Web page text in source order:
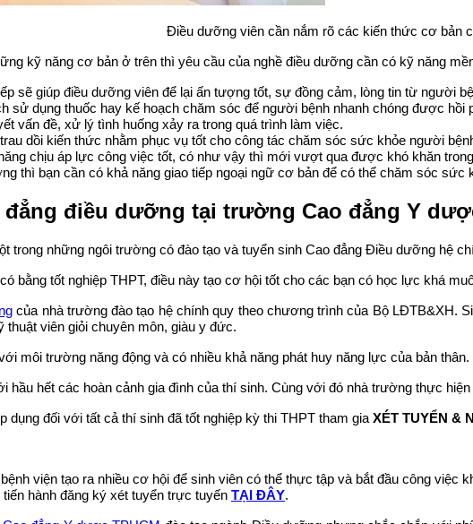
Điều dưỡng viên cần nắm rõ các kiến thức cơ bản
kỹ năng cơ bản ở trên thì yêu cầu của nghề điều dưỡng cần có kỹ năng
sẽ giúp điều dưỡng viên để lại ấn tượng tốt, sự đồng cảm, lòng tin từ người
sử dụng thuốc hay kế hoạch chăm sóc để người bệnh nhanh chóng được hồi
vấn đề, xử lý tình huống xảy ra trong quá trình làm việc.
dồi kiến thức nhằm phục vụ tốt cho công tác chăm sóc sức khỏe người
chịu áp lực công việc tốt, có như vậy thì mới vượt qua được khó khăn
thì bạn cần có khả năng giao tiếp ngoại ngữ cơ bản để có thể chăm sóc
điều dưỡng tại trường Cao đẳng Y
trong những ngôi trường có đào tạo và tuyển sinh Cao đẳng Điều dưỡng hệ
bằng tốt nghiệp THPT, điều này tạo cơ hội tốt cho các bạn có học lực khá
của nhà trường đào tạo hệ chính quy theo chương trình của Bộ LĐTB&XH.
viên giỏi chuyên môn, giàu y đức.
môi trường năng động và có nhiều khả năng phát huy năng lực của bản thân.
hầu hết các hoàn cảnh gia đình của thí sinh. Cùng với đó nhà trường thực
dụng đối với tất cả thí sinh đã tốt nghiệp kỳ thi THPT tham gia XÉT TUYỂN &
viện tạo ra nhiều cơ hội để sinh viên có thể thực tập và bắt đầu công
hành đăng ký xét tuyển trực tuyến TẠI ĐÂY.